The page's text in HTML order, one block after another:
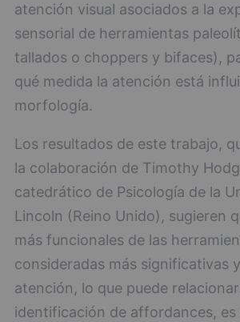
atención visual asociados a la
sensorial de herramientas
tallados o choppers y bifaces),
qué medida la atención está
morfología.
Los resultados de este trabajo,
la colaboración de Timothy
catedrático de Psicología de la
Lincoln (Reino Unido), sugieren
más funcionales de las
consideradas más significativas
atención, lo que puede
identificación de affordances, es